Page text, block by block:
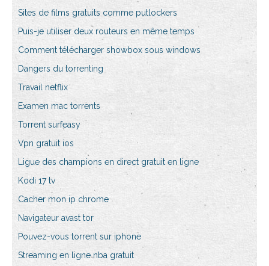
Sites de films gratuits comme putlockers
Puis-je utiliser deux routeurs en même temps
Comment télécharger showbox sous windows
Dangers du torrenting
Travail netflix
Examen mac torrents
Torrent surfeasy
Vpn gratuit ios
Ligue des champions en direct gratuit en ligne
Kodi 17 tv
Cacher mon ip chrome
Navigateur avast tor
Pouvez-vous torrent sur iphone
Streaming en ligne nba gratuit